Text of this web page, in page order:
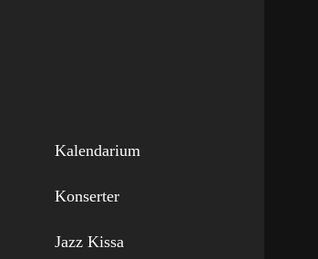
Kalendarium
Konserter
Jazz Kissa